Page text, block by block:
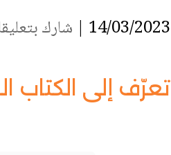
14/03/2023 | شارك
تعرّف إلى الكتاب